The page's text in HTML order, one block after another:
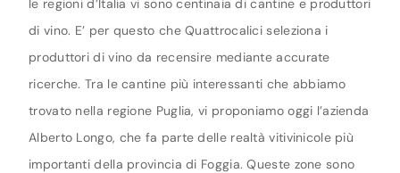
le regioni d’Italia vi sono centinaia di cantine e produttori
di vino. E’ per questo che Quattrocalici seleziona i
produttori di vino da recensire mediante accurate
ricerche. Tra le cantine più interessanti che abbiamo
trovato nella regione Puglia, vi proponiamo oggi l’azienda
Alberto Longo, che fa parte delle realtà vitivinicole più
importanti della provincia di Foggia. Queste zone sono